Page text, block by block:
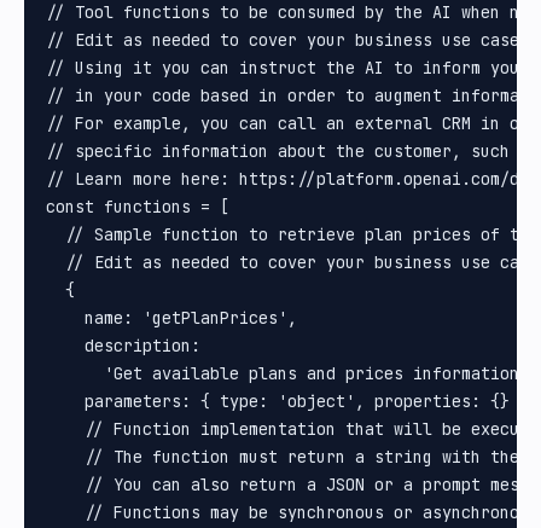
// Tool functions to be consumed by the AI when
// Edit as needed to cover your business use cases.
// Using it you can instruct the AI to inform you
// in your code based in order to augment
// For example, you can call an external CRM in
// specific information about the customer, such
// Learn more here: https://platform.openai.com/
const functions = [
// Sample function to retrieve plan prices of
// Edit as needed to cover your business use
  {
    name: 'getPlanPrices',
    description:
'Get available plans and prices information
    parameters: { type: 'object', properties: {} },
// Function implementation that will be
// The function must return a string with the
// You can also return a JSON or a prompt
// Functions may be synchronous or